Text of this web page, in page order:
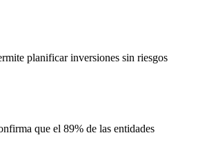
planificar inversiones sin riesgos
que el 89% de las entidades